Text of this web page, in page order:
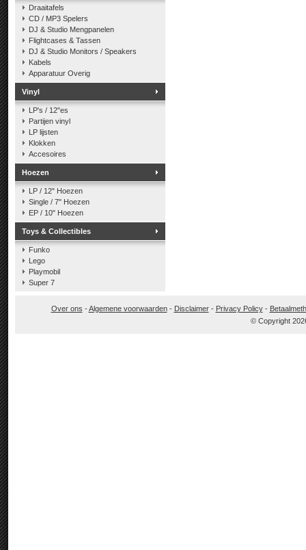
Draaitafels
CD / MP3 Spelers
DJ & Studio Mengpanelen
Flightcases & Tassen
DJ & Studio Monitors / Speakers
Kabels
Apparatuur Overig
Vinyl
LP's / 12"es
Partijen vinyl
LP lijsten
Klokken
Accesoires
Hoezen
LP / 12" Hoezen
Single / 7" Hoezen
EP / 10" Hoezen
Toys & Collectibles
Funko
Lego
Playmobil
Super 7
Over ons -Algemene voorwaarden- Disclaimer- Privacy Policy-
© Copyright